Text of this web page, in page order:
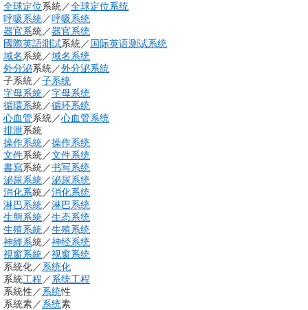
全球定位系統／全球定位系统
呼吸系統／呼吸系统
器官系統／器官系统
國際英語測試系統／国际英语测试系统
域名系統／域名系统
外分泌系統／外分泌系统
子系統／子系统
字母系統／字母系统
循環系統／循环系统
心血管系統／心血管系统
排泄系統
操作系統／操作系统
文件系統／文件系统
書寫系統／书写系统
泌尿系統／泌尿系统
消化系統／消化系统
淋巴系統／淋巴系统
生態系統／生态系统
生殖系統／生殖系统
神經系統／神经系统
視窗系統／视窗系统
系統化／系统化
系統工程 ／系统工程
系統性 ／系统性
系統素／系统素